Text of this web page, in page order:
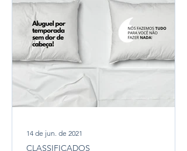
CLASSIFICADOS
14 de jun. de 2021